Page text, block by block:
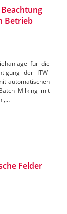
Betrieb
für die
der ITW-
automatischen
Milking mit
Felder